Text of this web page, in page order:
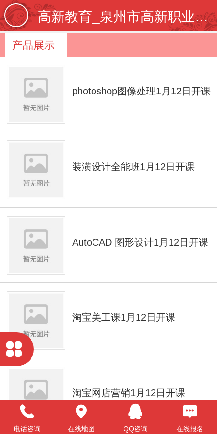
高新教育_泉州市高新职业培训学校【学校官网】_专注IT教育20年_泉州电脑培训_泉州平面设计培训_泉
产品展示
photoshop图像处理1月12日开课
装潢设计全能班1月12日开课
AutoCAD 图形设计1月12日开课
淘宝美工课1月12日开课
淘宝网店营销1月12日开课
电话咨询 在线地图 QQ咨询 在线报名